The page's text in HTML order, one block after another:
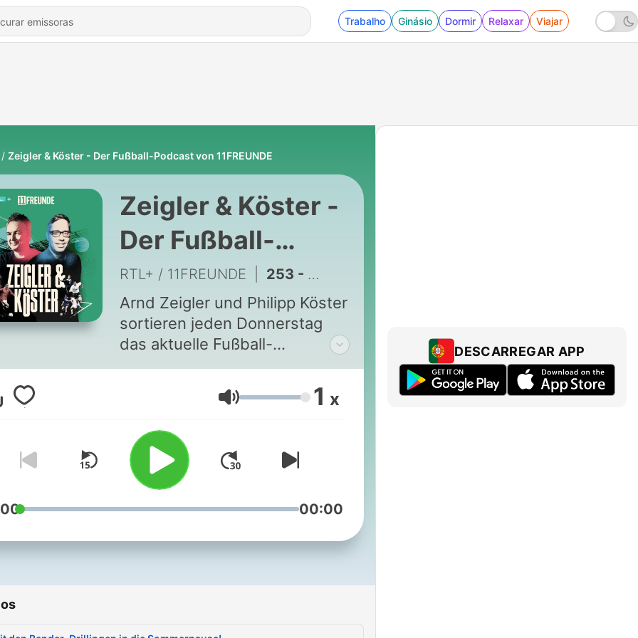
Trabalho Ginásio Dormir Relaxar Viajar
Zeigler & Köster - Der Fußball-Podcast von 11FREUNDE
Zeigler & Köster -
Der Fußball-
Podcast von
11FREUNDE
RTL+ / 11FREUNDE 253 - Mit den Bender-Drillingen in die Sommerpause!
Arnd Zeigler und Philipp Köster
sortieren jeden Donnerstag
das aktuelle Fußball-
Geschehen, stimmen
meinungsstark auf das
Wochenende ein – und
unternehmen regelmäßig
Ausflüge in die
Fußballgeschichte. Vereint in
einem Podcast geben die
beiden Großmeister der
Einblicke in ihren Arbeitsalltag
regelmäßig mit euren Themen
Fragen oder Anregungen?
Volume 1 x
00:00
DESCARREGAR APP